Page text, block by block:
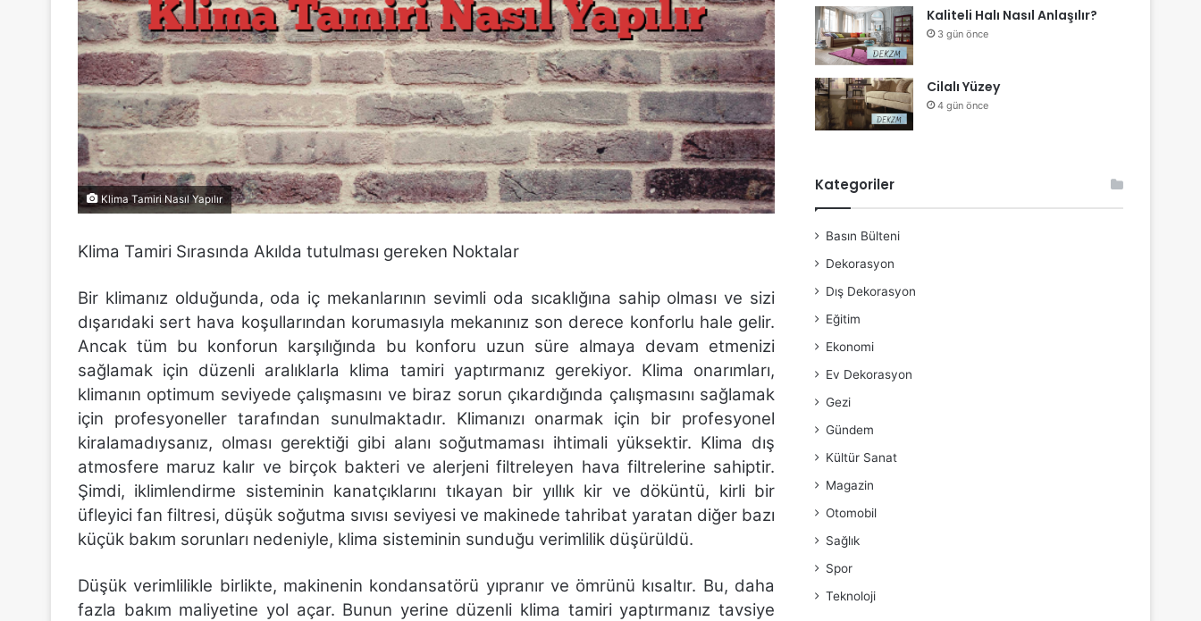
Klima Tamiri Nasıl Yapılır
Klima Tamiri Sırasında Akılda tutulması gereken Noktalar
Bir klimanız olduğunda, oda iç mekanlarının sevimli oda sıcaklığına sahip olması ve sizi
dışarıdaki sert hava koşullarından korumasıyla mekanınız son derece konforlu hale gelir.
Ancak tüm bu konforun karşılığında bu konforu uzun süre almaya devam etmenizi
sağlamak için düzenli aralıklarla klima tamiri yaptırmanız gerekiyor. Klima onarımları,
klimanın optimum seviyede çalışmasını ve biraz sorun çıkardığında çalışmasını sağlamak
için profesyoneller tarafından sunulmaktadır. Klimanızı onarmak için bir profesyonel
kiralamadıysanız, olması gerektiği gibi alanı soğutmaması ihtimali yüksektir. Klima dış
atmosfere maruz kalır ve birçok bakteri ve alerjeni filtreleyen hava filtrelerine sahiptir.
Şimdi, iklimlendirme sisteminin kanatçıklarını tıkayan bir yıllık kir ve döküntü, kirli bir
üfleyici fan filtresi, düşük soğutma sıvısı seviyesi ve makinede tahribat yaratan diğer bazı
küçük bakım sorunları nedeniyle, klima sisteminin sunduğu verimlilik düşürüldü.
Düşük verimlilikle birlikte, makinenin kondansatörü yıpranır ve ömrünü kısaltır. Bu, daha
fazla bakım maliyetine yol açar. Bunun yerine düzenli klima tamiri yaptırmanız tavsiye
Kaliteli Halı Nasıl Anlaşılır?
3 gün önce
Cilalı Yüzey
4 gün önce
Kategoriler
Basın Bülteni
Dekorasyon
Dış Dekorasyon
Eğitim
Ekonomi
Ev Dekorasyon
Gezi
Gündem
Kültür Sanat
Magazin
Otomobil
Sağlık
Spor
Teknoloji